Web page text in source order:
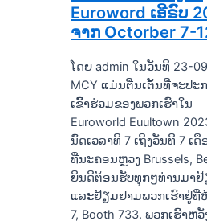
Euroword ເອີຣົບ
ຈາກ Octorber 7-
ໂດຍ admin ໃນວັນທີ 23-
MCY ແມ່ນຕື່ນເຕັ້ນທີ່ຈະປະ
ເຂົ້າຮ່ວມຂອງພວກເຮົາໃນ
Euroworld Euultown
ນົດເວລາທີ 7 ເຖິງວັນທີ 7 ເດື
ທີ່ນະຄອນຫຼວງ Brussels,
ຍິນດີຕ້ອນຮັບທຸກໆທ່ານມາ
ແລະຢ້ຽມຢາມພວກເຮົາຢູ່ທີ່
7, Booth 733. ພວກເຮົາຫວັ